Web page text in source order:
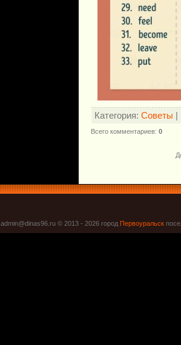
Категория: Советы
Всего комментариев: 0
admin@dinas96.ru © 2013 - 2026 город Первоуральск